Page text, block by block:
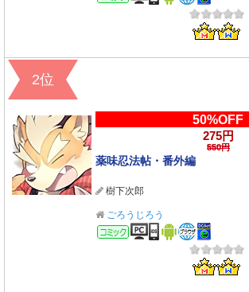
2位
50%OFF
275円
550円
薬味忍法帖・番外編
樹下次郎
ごろうじろう
コミック